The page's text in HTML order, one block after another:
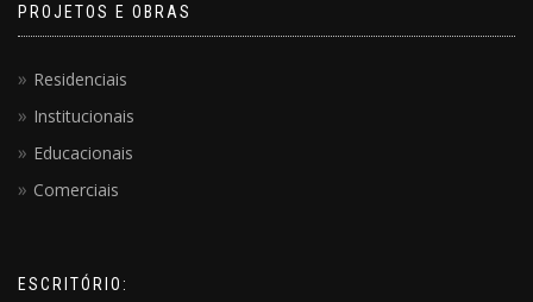
PROJETOS E OBRAS
Residenciais
Institucionais
Educacionais
Comerciais
ESCRITÓRIO: